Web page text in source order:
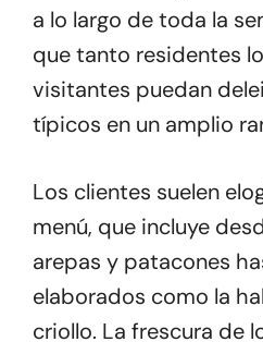
a lo largo de toda la
que tanto residentes
visitantes puedan
típicos en un amplio
Los clientes suelen
menú, que incluye
arepas y patacones
elaborados como la
criollo. La frescura de